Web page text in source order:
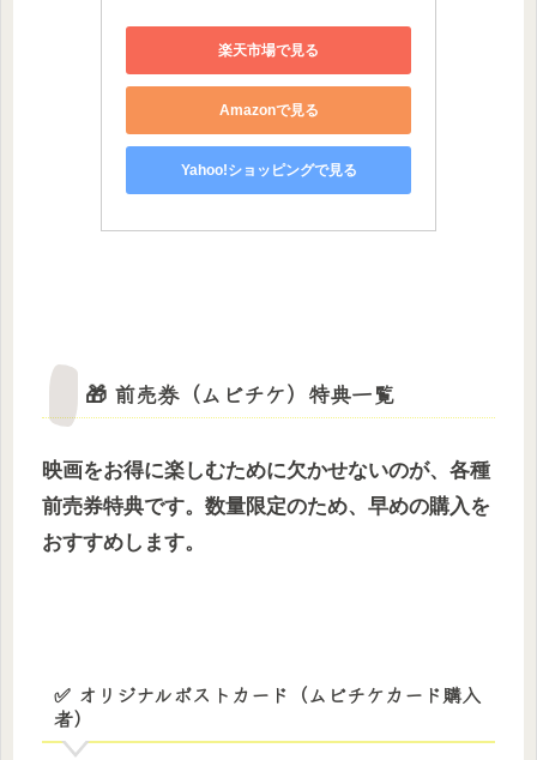
楽天市場で見る
Amazonで見る
Yahoo!ショッピングで見る
🎁 前売券（ムビチケ）特典一覧
映画をお得に楽しむために欠かせないのが、各種
前売券特典です。数量限定のため、早めの購入を
おすすめします。
✅ オリジナルポストカード（ムビチケカード購入
者）